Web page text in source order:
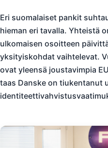
Eri suomalaiset pankit
hieman eri tavalla. Yhteistä
ulkomaisen osoitteen
yksityiskohdat vaihtelevat.
ovat yleensä joustavimpia
taas Danske on tiukentanut